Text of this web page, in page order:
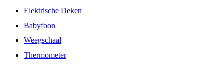
Elektrische Deken
Babyfoon
Weegschaal
Thermometer